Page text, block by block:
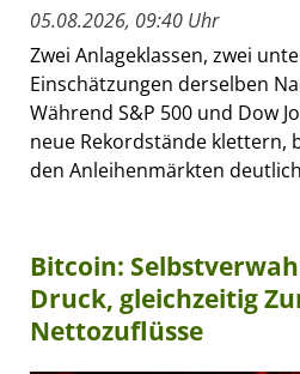
05.08.2026, 09:40 Uhr
Zwei Anlageklassen, zwei
Einschätzungen derselben
Während S&P 500 und Dow
neue Rekordstände klettern,
den Anleihenmärkten
Bitcoin:
Druck, gleichzeitig
Nettozuflüsse